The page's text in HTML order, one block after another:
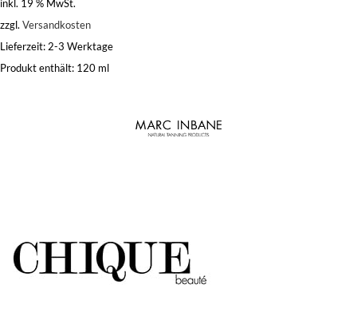
inkl. 19 % MwSt.
zzgl. Versandkosten
Lieferzeit: 2-3 Werktage
Produkt enthält: 120 ml